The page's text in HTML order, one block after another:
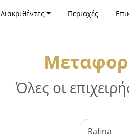
Διακριθέντες Περιοχές
Όλες οι